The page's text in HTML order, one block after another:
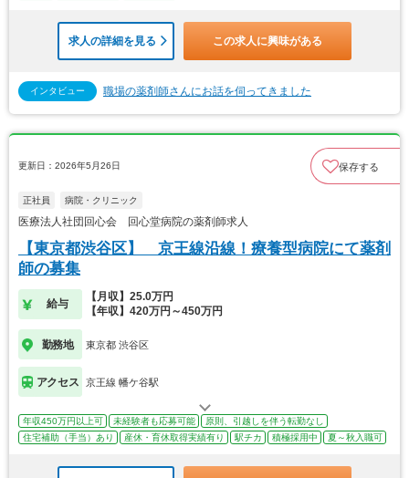
求人の詳細を見る この求人に興味がある
インタビュー 職場の薬剤師さんにお話を伺ってきました
更新日：2026年5月26日 保存する
正社員 病院・クリニック
医療法人社団回心会 回心堂病院の薬剤師求人
【東京都渋谷区】 京王線沿線！療養型病院にて薬剤
師の募集
給与
【月収】25.0万円
【年収】420万円～450万円
勤務地 東京都 渋谷区
アクセス 京王線 幡ケ谷駅
年収450万円以上可 未経験者も応募可能
原則、引越しを伴う転勤なし
住宅補助（手当）あり
産休・育休取得実績有り 駅チカ 積極採用中 夏～秋入職可